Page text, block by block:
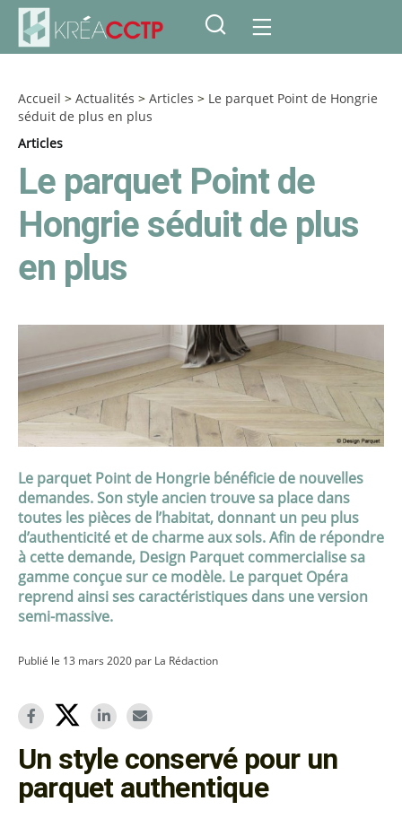
Accueil > Actualités > Articles > Le parquet Point de Hongrie
séduit de plus en plus
Articles
Le parquet Point de
Hongrie séduit de plus
en plus
Le parquet Point de Hongrie bénéficie de nouvelles
demandes. Son style ancien trouve sa place dans
toutes les pièces de l’habitat, donnant un peu plus
d’authenticité et de charme aux sols. Afin de répondre
à cette demande, Design Parquet commercialise sa
gamme conçue sur ce modèle. Le parquet Opéra
reprend ainsi ses caractéristiques dans une version
semi-massive.
Publié le 13 mars 2020 par La Rédaction
Un style conservé pour un
parquet authentique